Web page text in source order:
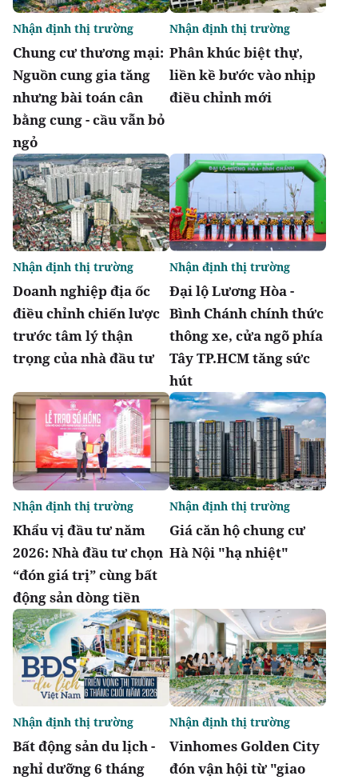
Chung cư thương mại:
Nguồn cung gia tăng
nhưng bài toán cân
bằng cung - cầu vẫn bỏ
ngỏ
Nhận định thị trường
Phân khúc biệt thự,
liền kề bước vào nhịp
điều chỉnh mới
Nhận định thị trường
Doanh nghiệp địa ốc
điều chỉnh chiến lược
trước tâm lý thận
trọng của nhà đầu tư
Nhận định thị trường
Đại lộ Lương Hòa -
Bình Chánh chính thức
thông xe, cửa ngõ phía
Tây TP.HCM tăng sức
hút
Nhận định thị trường
Khẩu vị đầu tư năm
2026: Nhà đầu tư chọn
“đón giá trị” cùng bất
động sản dòng tiền
Nhận định thị trường
Giá căn hộ chung cư
Hà Nội "hạ nhiệt"
Nhận định thị trường
Bất động sản du lịch -
nghỉ dưỡng 6 tháng
Nhận định thị trường
Vinhomes Golden City
đón vận hội từ "giao
Nhận định thị trường